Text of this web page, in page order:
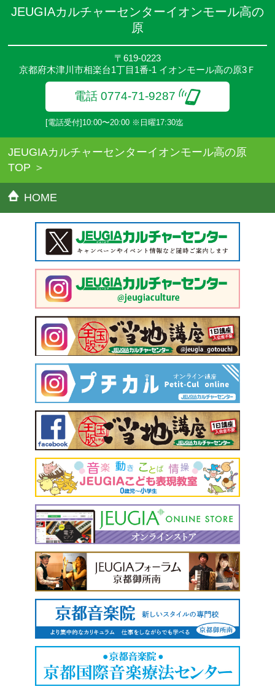
期することがあります。
●その他、詳しい内容については、ご入会時にご説明をさせていた
JEUGIAカルチャーセンターイオンモール高の
原
〒619-0223
京都府木津川市相楽台1丁目1番-1 イオンモール高の原3Ｆ
電話 0774-71-9287
[電話受付]10:00〜20:00 ※日曜17:30迄
JEUGIAカルチャーセンターイオンモール高の原
TOP
HOME